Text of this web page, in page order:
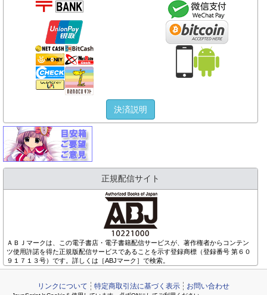
決済説明
正規配信サイト
ＡＢＪマークは、この電子書店・電子書籍配信サービスが、著作権者からコンテン
ツ使用許諾を得た正規版配信サービスであることを示す登録商標（登録番号 第６０
９１７１３号）です。詳しくは［ABJマーク］で検索。
リンクについて 特定商取引法に基づく表示 お問い合わせ